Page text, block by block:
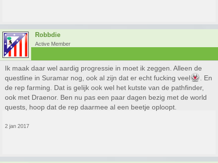
Robbdie
Active Member
Ik maak daar wel aardig progressie in moet ik zeggen. Alleen de
questline in Suramar nog, ook al zijn dat er echt fucking veel
. En
de rep farming. Dat is gelijk ook wel het kutste van de pathfinder,
ook met Draenor. Ben nu pas een paar dagen bezig met de world
quests, hoop dat de rep daarmee al een beetje oploopt.
2 jan 2017